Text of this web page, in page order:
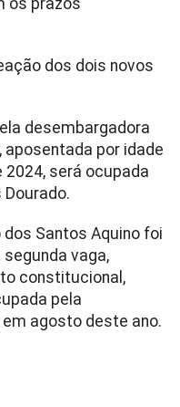
os prazos
dos dois novos
desembargadora
aposentada por idade
2024, será ocupada
Dourado.
dos Santos Aquino foi
vaga,
constitucional,
pela
em agosto deste ano.